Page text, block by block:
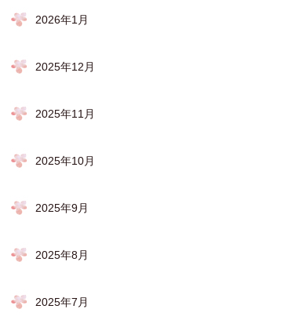
2026年1月
2025年12月
2025年11月
2025年10月
2025年9月
2025年8月
2025年7月